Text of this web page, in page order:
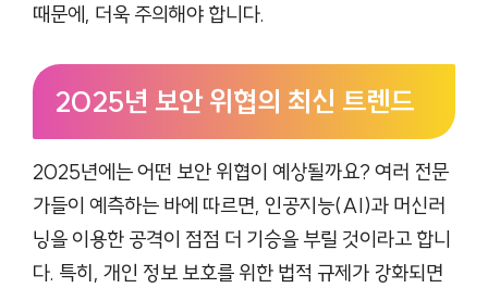
때문에, 더욱 주의해야 합니다.
2025년 보안 위협의 최신 트렌드
2025년에는 어떤 보안 위협이 예상될까요? 여러 전문
가들이 예측하는 바에 따르면, 인공지능(AI)과 머신러
닝을 이용한 공격이 점점 더 기승을 부릴 것이라고 합니
다. 특히, 개인 정보 보호를 위한 법적 규제가 강화되면